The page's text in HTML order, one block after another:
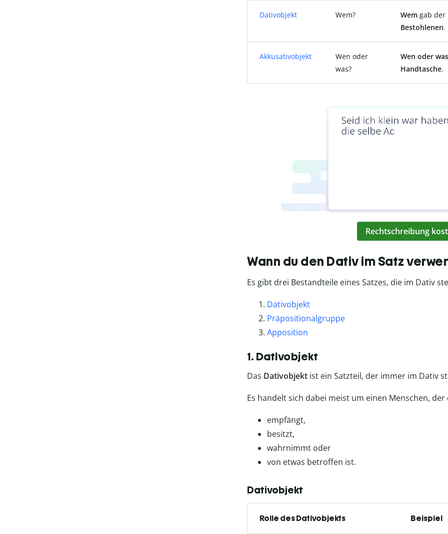
Dativobjekt Wem? Wem gab der
Bestohlenen.
Akkusativobjekt
Wen oder
was?
Wen oder was
Handtasche.
Rechtschreibung
Wann du den Dativ im Satz
Es gibt drei Bestandteile eines Satzes, die im Dativ
Dativobjekt
Präpositionalgruppe
Apposition
1. Dativobjekt
Das Dativobjekt ist ein Satzteil, der immer im Dativ
Es handelt sich dabei meist um einen Menschen, der
empfängt,
besitzt,
wahrnimmt oder
von etwas betroffen ist.
Dativobjekt
Rolle des Dativobjekts Beispiel